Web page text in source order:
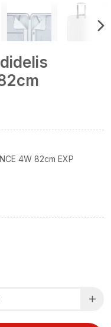
4W 82cm EXP